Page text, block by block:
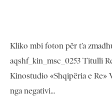
Kliko mbi foton për t’a
aqshf_kin_msc_0253 Titulli
Kinostudio «Shqipëria e Re»
nga negativi...